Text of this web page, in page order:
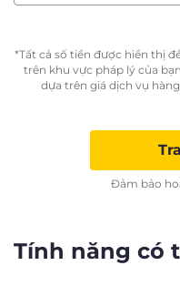
*Tất cả số tiền được hiển thị
trên khu vực pháp lý của
dựa trên giá dịch vụ
Đảm bảo
Tính năng có